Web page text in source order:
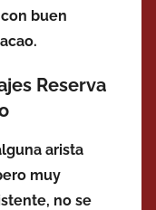
buen
Reserva
arista
muy
no se